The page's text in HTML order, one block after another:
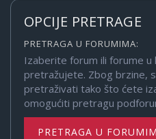
OPCIJE PRETRAGE
PRETRAGA U FORUMIMA:
Izaberite forum ili forume u
pretražujete. Zbog brzine,
pretraživati tako što ćete
omogućiti pretragu
PRETRAGA U